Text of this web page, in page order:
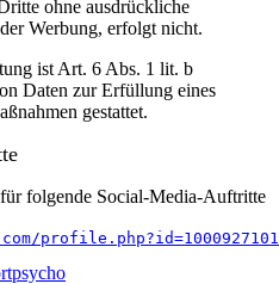
ohne ausdrückliche
Werbung, erfolgt nicht.
ist Art. 6 Abs. 1 lit. b
Daten zur Erfüllung eines
gestattet.
folgende Social-Media-Auftritte